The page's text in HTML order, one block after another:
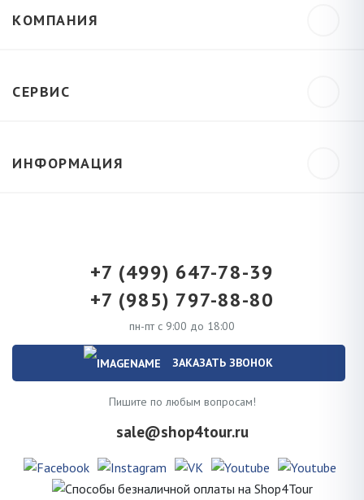
КОМПАНИЯ
СЕРВИС
ИНФОРМАЦИЯ
+7 (499) 647-78-39
+7 (985) 797-88-80
пн-пт с 9:00 до 18:00
ЗАКАЗАТЬ ЗВОНОК
Пишите по любым вопросам!
sale@shop4tour.ru